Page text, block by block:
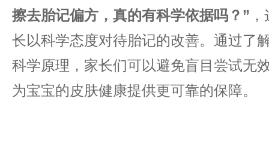
擦去胎记偏方，真的有科学依据吗？”​
长以科学态度对待胎记的改善。通过了
科学原理，家长们可以避免盲目尝试无
为宝宝的皮肤健康提供更可靠的保障。